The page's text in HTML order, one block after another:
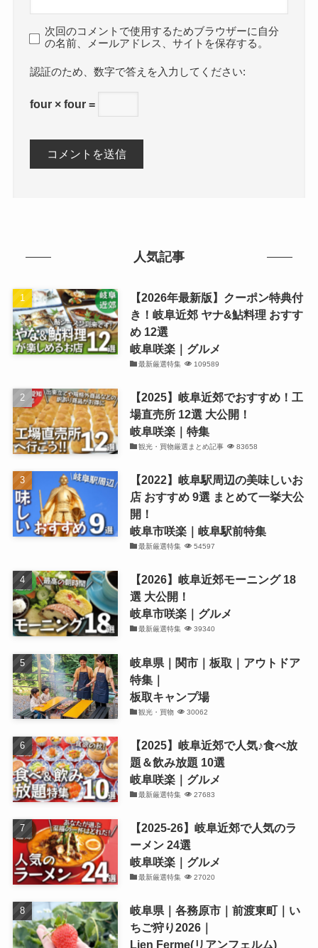
次回のコメントで使用するためブラウザーに自分
の名前、メールアドレス、サイトを保存する。
数字で答えを入力してください:
four × four =
人気記事
【2026年最新版】クーポン特典付
き！岐阜近郊 ヤナ&鮎料理 おすす
め 12選
岐阜咲楽｜グルメ
最新厳選特集 109589
【2025】岐阜近郊でおすすめ！工
場直売所 12選 大公開！
岐阜咲楽｜特集
観光・買物厳選まとめ記事 83658
【2022】岐阜駅周辺の美味しいお
店 おすすめ 9選 まとめて一挙大公
開！
岐阜市咲楽｜岐阜駅前特集
最新厳選特集 54597
【2026】岐阜近郊モーニング 18
選 大公開！
岐阜市咲楽｜グルメ
最新厳選特集 39340
岐阜県｜関市｜板取｜アウトドア
特集｜
板取キャンプ場
観光・買物 30062
【2025】岐阜近郊で人気♪食べ放
題＆飲み放題 10選
岐阜咲楽｜グルメ
最新厳選特集 27683
【2025-26】岐阜近郊で人気のラ
ーメン 24選
岐阜咲楽｜グルメ
最新厳選特集 27020
岐阜県｜各務原市｜前渡東町｜い
ちご狩り2026｜
Lien Ferme(リアンフェルム)